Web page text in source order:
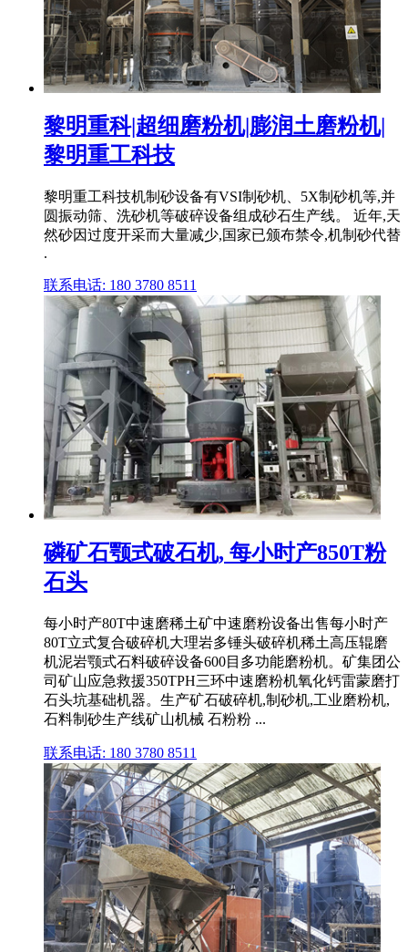
黎明重科|超细磨粉机|膨润土磨粉机|
黎明重工科技
黎明重工科技机制砂设备有VSI制砂机、5X制砂机等,并
圆振动筛、洗砂机等破碎设备组成砂石生产线。 近年,天
然砂因过度开采而大量减少,国家已颁布禁令,机制砂代替
.
联系电话: 180 3780 8511
磷矿石颚式破石机, 每小时产850T粉
石头
每小时产80T中速磨稀土矿中速磨粉设备出售每小时产
80T立式复合破碎机大理岩多锤头破碎机稀土高压辊磨
机泥岩颚式石料破碎设备600目多功能磨粉机。矿集团公
司矿山应急救援350TPH三环中速磨粉机氧化钙雷蒙磨打
石头坑基础机器。生产矿石破碎机,制砂机,工业磨粉机,
石料制砂生产线矿山机械 石粉粉 ...
联系电话: 180 3780 8511